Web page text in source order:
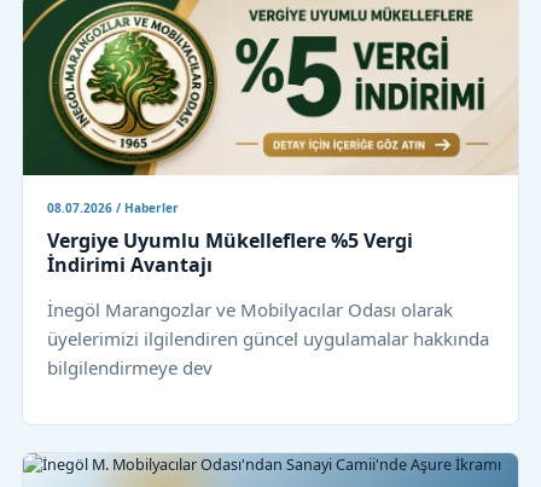
08.07.2026 / Haberler
Vergiye Uyumlu Mükelleflere %5 Vergi
İndirimi Avantajı
İnegöl Marangozlar ve Mobilyacılar Odası olarak
üyelerimizi ilgilendiren güncel uygulamalar hakkında
bilgilendirmeye dev